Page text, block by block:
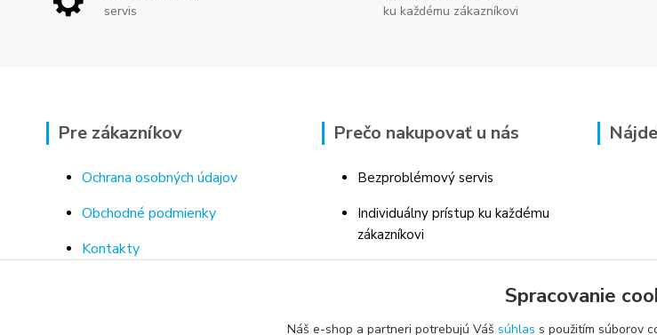
servis
ku každému zákazníkovi
Pre zákazníkov
Ochrana osobných údajov
Obchodné podmienky
Kontakty
Prečo nakupovať u nás
Bezproblémový servis
Individuálny prístup ku každému
zákazníkovi
poradenstvo
Spracovanie
Náš e-shop a partneri potrebujú Váš súhlas s použitím súborov